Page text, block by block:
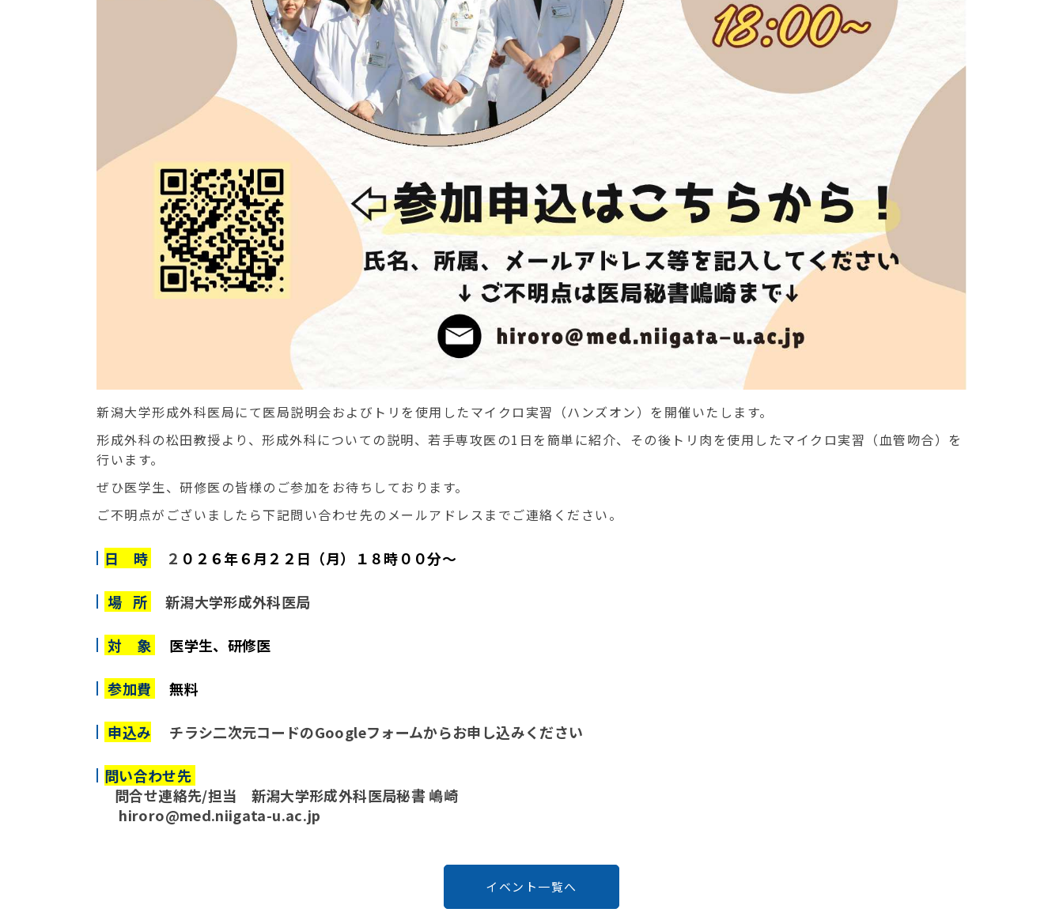
新潟大学形成外科医局にて医局説明会およびトリを使用したマイクロ実習（ハンズオン）を開催 いたします。
形成外科の松田教授より、形成外科についての説明、若手専攻医の1日を簡単に紹介、その後トリ肉を使用したマイクロ実習（血管吻合）を
行います。
ぜひ医学生、研修医の皆様のご参加をお待ちしております。
ご不明点がございましたら下記問い合わせ先のメールアドレスまでご連絡ください。
日 時 ２ ０２６年６月２２日（月）１８時００分～
場 所 新潟大学形成外科医局
対 象 医学生、研修医
参加費 無料
申込み チラシ二次元コードのGoogleフォームからお申し込みください
問い合わせ先
問合せ連絡先/担当 新潟大学形成外科医局秘書 嶋崎
hiroro@med.niigata-u.ac.jp
イベント一覧へ